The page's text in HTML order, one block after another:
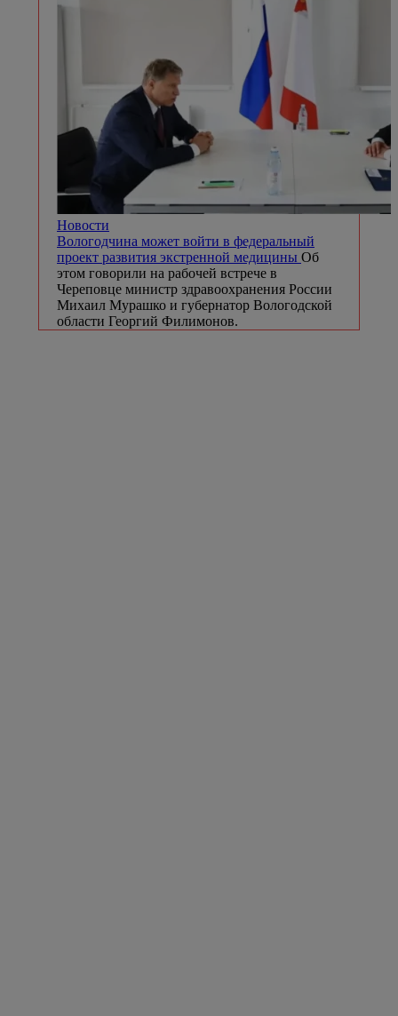
Новости
Вологодчина может войти в федеральный
проект развития экстренной медицины Об
этом говорили на рабочей встрече в
Череповце министр здравоохранения России
Михаил Мурашко и губернатор Вологодской
области Георгий Филимонов.